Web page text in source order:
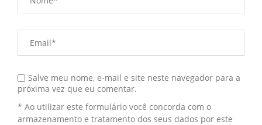
Salve meu nome, e-mail e site neste navegador para a
próxima vez que eu comentar.
* Ao utilizar este formulário você concorda com o
armazenamento e tratamento dos seus dados por este